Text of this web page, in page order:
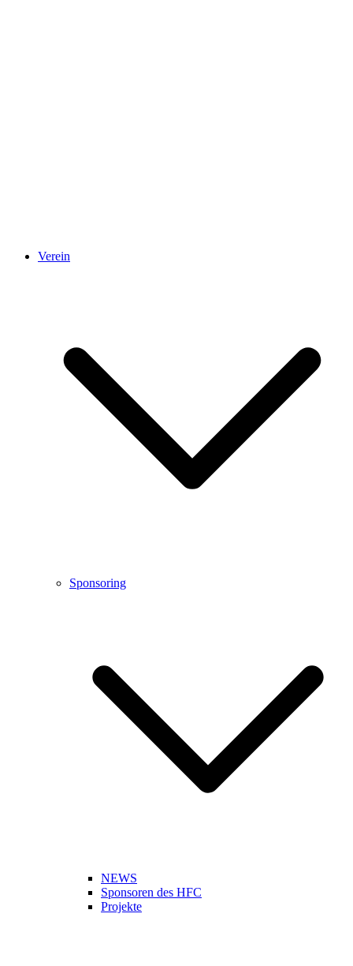
Verein
Sponsoring
NEWS
Sponsoren des HFC
Projekte